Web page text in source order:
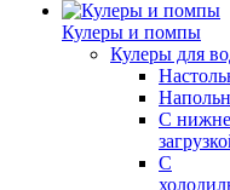
Кулеры и помпы
Кулеры для
С
С